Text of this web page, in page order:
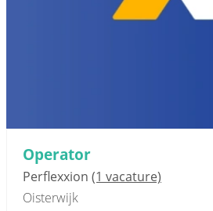
Operator
Perflexxion (1 vacature)
Oisterwijk